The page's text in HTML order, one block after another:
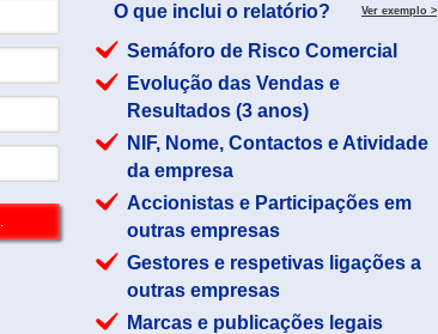
O que inclui o relatório? Ver exemplo >
Semáforo de Risco Comercial
Evolução das Vendas e
Resultados (3 anos)
NIF, Nome, Contactos e Atividade
da empresa
Accionistas e Participações em
outras empresas
Gestores e respetivas ligações a
outras empresas
Marcas e publicações legais